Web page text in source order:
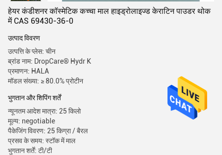
हेयर कंडीशनर कॉस्मेटिक कच्चा माल हाइड्रोलाइज्ड केराटिन पाउडर थोक
में CAS 69430-36-0
उत्पाद विवरण
उत्पत्ति के प्लेस: चीन
ब्रांड नाम: DropCare® Hydr K
प्रमाणन: HALA
मॉडल संख्या: ≥ 80.0% प्रोटीन
भुगतान और शिपिंग शर्तें
न्यूनतम आदेश मात्रा: 25 किलो
मूल्य: negotiable
पैकेजिंग विवरण: 25 किग्रा / बैरल
प्रसव के समय: स्टॉक में माल
भुगतान शर्तें: टी/टी